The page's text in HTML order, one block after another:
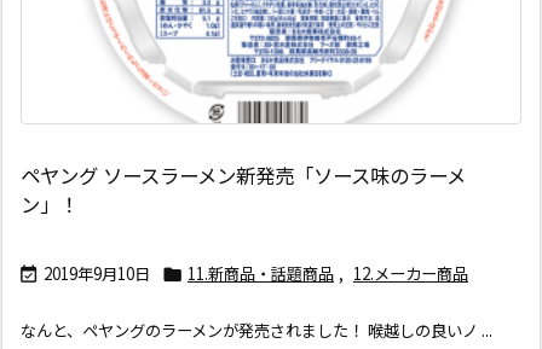
ペヤング ソースラーメン新発売「ソース味のラーメ
ン」！
 2019年9月10日  11.新商品・話題商品 , 12.メーカー商品
なんと、ペヤングのラーメンが発売されました！ 喉越しの良いノ ...